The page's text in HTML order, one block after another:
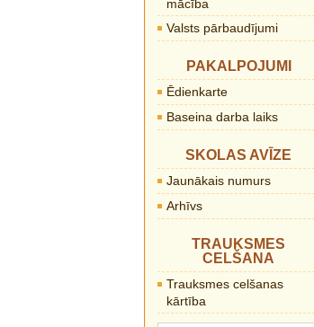
mācība
Valsts pārbaudījumi
PAKALPOJUMI
Ēdienkarte
Baseina darba laiks
SKOLAS AVĪZE
Jaunākais numurs
Arhīvs
TRAUKSMES
CELŠANA
Trauksmes celšanas
kārtība